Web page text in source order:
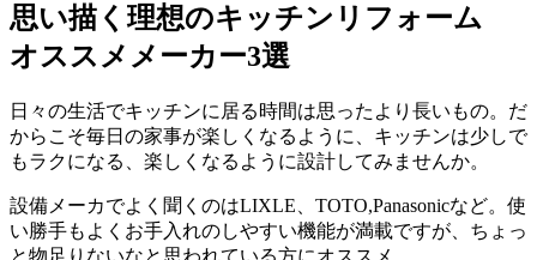
思い描く理想のキッチンリフォーム
オススメメーカー3選
日々の生活でキッチンに居る時間は思ったより長いもの。だ
からこそ毎日の家事が楽しくなるように、キッチンは少しで
もラクになる、楽しくなるように設計してみませんか。
設備メーカでよく聞くのはLIXLE、TOTO,Panasonicなど。使
い勝手もよくお手入れのしやすい機能が満載ですが、ちょっ
と物足りないなと思われている方にオススメ